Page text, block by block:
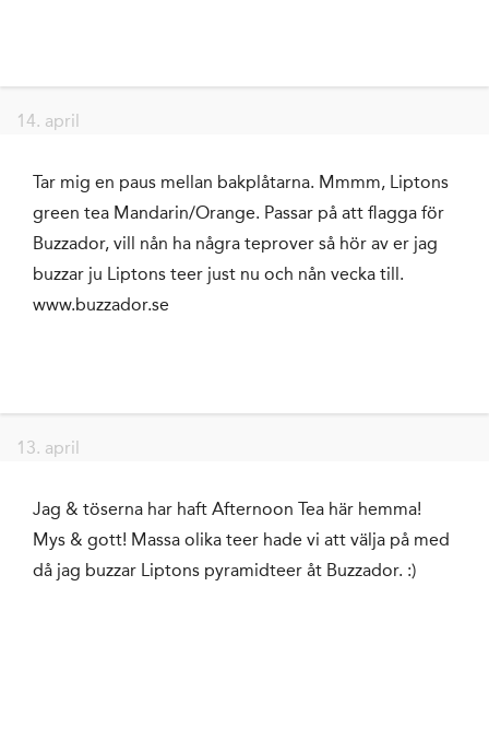
14. april
Tar mig en paus mellan bakplåtarna. Mmmm, Liptons
green tea Mandarin/Orange. Passar på att flagga för
Buzzador, vill nån ha några teprover så hör av er jag
buzzar ju Liptons teer just nu och nån vecka till.
www.buzzador.se
13. april
Jag & töserna har haft Afternoon Tea här hemma!
Mys & gott! Massa olika teer hade vi att välja på med
då jag buzzar Liptons pyramidteer åt Buzzador. :)